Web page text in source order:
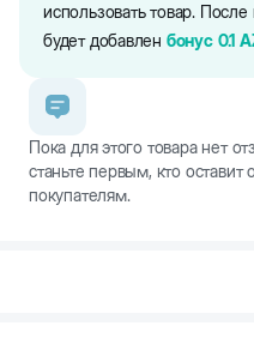
использовать товар.
будет добавлен бонус 0.1
Пока для этого товара нет
станьте первым, кто
покупателям.